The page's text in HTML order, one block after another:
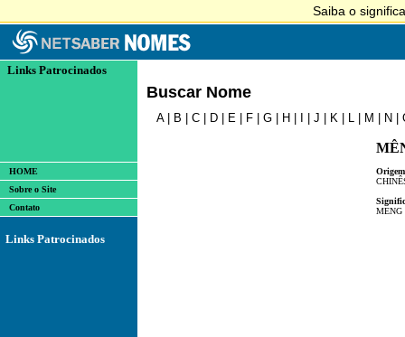
Links Patrocinados
HOME
Sobre o Site
Contato
Links Patrocinados
Buscar Nome
A| B C D E F G H J K L M N
MENG